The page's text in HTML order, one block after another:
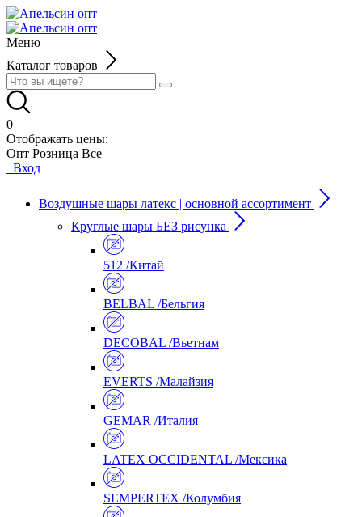
Меню
Каталог товаров
0
Отображать цены:
Опт Розница Все
Вход
Воздушные шары латекс | основной ассортимент
Круглые шары БЕЗ рисунка
512 /Китай
BELBAL /Бельгия
DECOBAL /Вьетнам
EVERTS /Малайзия
GEMAR /Италия
LATEX OCCIDENTAL /Мексика
SEMPERTEX /Колумбия